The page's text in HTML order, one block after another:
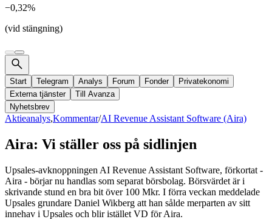
−0,32%
(vid stängning)
Start Telegram Analys Forum Fonder
Privatekonomi
Externa tjänster
Till Avanza
Nyhetsbrev
Aktieanalys,Kommentar/AI Revenue Assistant Software (Aira)
Aira: Vi ställer oss på sidlinjen
Upsales-avknoppningen AI Revenue Assistant Software, förkortat -
Aira - börjar nu handlas som separat börsbolag. Börsvärdet är i
skrivande stund en bra bit över 100 Mkr. I förra veckan meddelade
Upsales grundare Daniel Wikberg att han sålde merparten av sitt
innehav i Upsales och blir istället VD för Aira.